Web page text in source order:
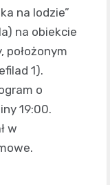
na lodzie”
na obiekcie
położonym
1).
o
19:00.
w